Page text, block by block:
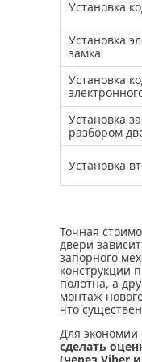
Установка
Установка
замка
Установка
Установка
разбором
Установка
Точная
двери
запорного
конструкции
полотна, а
монтаж
что
Для
сделать